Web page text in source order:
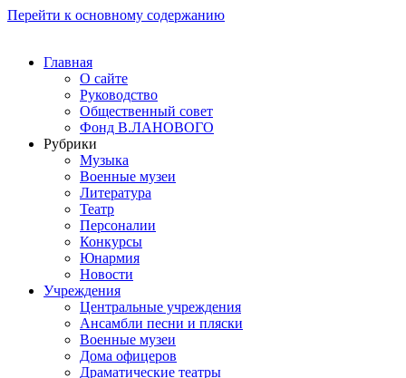
Перейти к основному содержанию
Главная
О сайте
Руководство
Общественный совет
Фонд В.ЛАНОВОГО
Рубрики
Музыка
Военные музеи
Литература
Театр
Персоналии
Конкурсы
Юнармия
Новости
Учреждения
Центральные учреждения
Ансамбли песни и пляски
Военные музеи
Дома офицеров
Драматические театры